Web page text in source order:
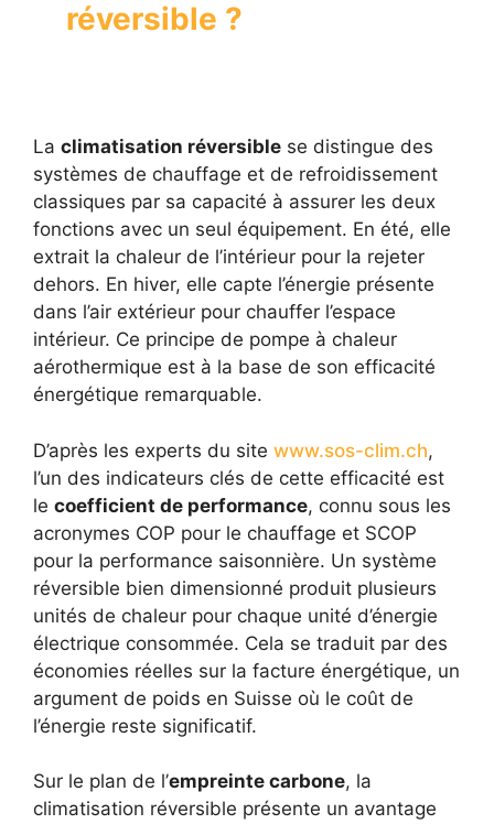
réversible ?
La climatisation réversible se distingue des
systèmes de chauffage et de refroidissement
classiques par sa capacité à assurer les deux
fonctions avec un seul équipement. En été, elle
extrait la chaleur de l’intérieur pour la rejeter
dehors. En hiver, elle capte l’énergie présente
dans l’air extérieur pour chauffer l’espace
intérieur. Ce principe de pompe à chaleur
aérothermique est à la base de son efficacité
énergétique remarquable.
D’après les experts du site www.sos-clim.ch,
l’un des indicateurs clés de cette efficacité est
le coefficient de performance, connu sous les
acronymes COP pour le chauffage et SCOP
pour la performance saisonnière. Un système
réversible bien dimensionné produit plusieurs
unités de chaleur pour chaque unité d’énergie
électrique consommée. Cela se traduit par des
économies réelles sur la facture énergétique, un
argument de poids en Suisse où le coût de
l’énergie reste significatif.
Sur le plan de l’empreinte carbone, la
climatisation réversible présente un avantage